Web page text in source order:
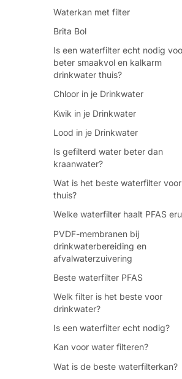
Waterkan met filter
Brita Bol
Is een waterfilter echt nodig
beter smaakvol en kalkarm
drinkwater thuis?
Chloor in je Drinkwater
Kwik in je Drinkwater
Lood in je Drinkwater
Is gefilterd water beter dan
kraanwater?
Wat is het beste waterfilter voor
thuis?
Welke waterfilter haalt PFAS
PVDF-membranen bij
drinkwaterbereiding en
afvalwaterzuivering
Beste waterfilter PFAS
Welk filter is het beste voor
drinkwater?
Is een waterfilter echt nodig?
Kan voor water filteren?
Wat is de beste waterfilterkan?